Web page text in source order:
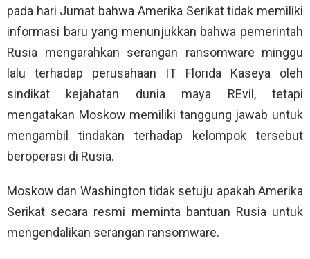
pada hari Jumat bahwa Amerika Serikat tidak memiliki
informasi baru yang menunjukkan bahwa pemerintah
Rusia mengarahkan serangan ransomware minggu
lalu terhadap perusahaan IT Florida Kaseya oleh
sindikat kejahatan dunia maya REvil, tetapi
mengatakan Moskow memiliki tanggung jawab untuk
mengambil tindakan terhadap kelompok tersebut
beroperasi di Rusia.
Moskow dan Washington tidak setuju apakah Amerika
Serikat secara resmi meminta bantuan Rusia untuk
mengendalikan serangan ransomware.